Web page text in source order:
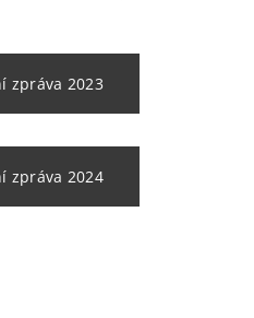
zpráva 2023
zpráva 2024